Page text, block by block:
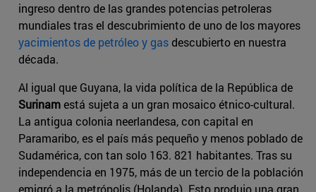
ingreso dentro de las grandes potencias petroleras
mundiales tras el descubrimiento de uno de los mayores
yacimientos de petróleo y gasdescubierto en nuestra
década.
Al igual que Guyana, la vida política de la República de
Surinamestá sujeta a un gran mosaico étnico-cultural.
La antigua colonia neerlandesa, con capital en
Paramaribo, es el país más pequeño y menos poblado de
Sudamérica, con tan solo 163. 821 habitantes. Tras su
independencia en 1975, más de un tercio de la población
emigró a la metrópolis (Holanda). Esto produjo una gran